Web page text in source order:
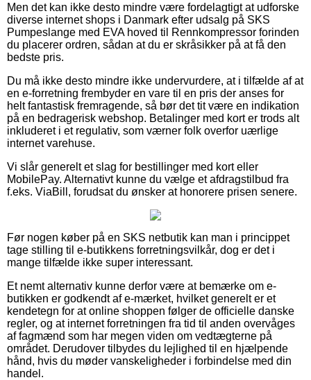
Men det kan ikke desto mindre være fordelagtigt at udforske
diverse internet shops i Danmark efter udsalg på SKS
Pumpeslange med EVA hoved til Rennkompressor forinden
du placerer ordren, sådan at du er skråsikker på at få den
bedste pris.
Du må ikke desto mindre ikke undervurdere, at i tilfælde af at
en e-forretning frembyder en vare til en pris der anses for
helt fantastisk fremragende, så bør det tit være en indikation
på en bedragerisk webshop. Betalinger med kort er trods alt
inkluderet i et regulativ, som værner folk overfor uærlige
internet varehuse.
Vi slår generelt et slag for bestillinger med kort eller
MobilePay. Alternativt kunne du vælge et afdragstilbud fra
f.eks. ViaBill, forudsat du ønsker at honorere prisen senere.
Før nogen køber på en SKS netbutik kan man i princippet
tage stilling til e-butikkens forretningsvilkår, dog er det i
mange tilfælde ikke super interessant.
Et nemt alternativ kunne derfor være at bemærke om e-
butikken er godkendt af e-mærket, hvilket generelt er et
kendetegn for at online shoppen følger de officielle danske
regler, og at internet forretningen fra tid til anden overvåges
af fagmænd som har megen viden om vedtægterne på
området. Derudover tilbydes du lejlighed til en hjælpende
hånd, hvis du møder vanskeligheder i forbindelse med din
handel.